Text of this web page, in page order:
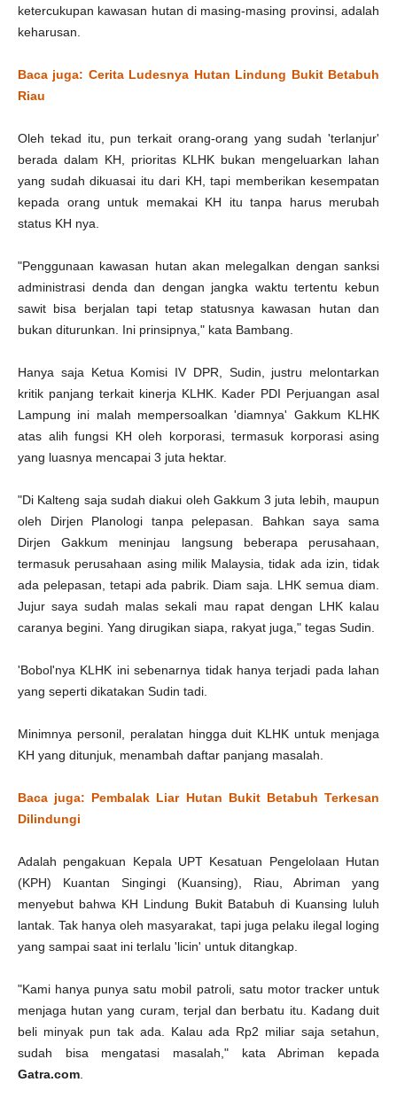
ketercukupan kawasan hutan di masing-masing provinsi, adalah
keharusan.
Baca juga: Cerita Ludesnya Hutan Lindung Bukit Betabuh
Riau
Oleh tekad itu, pun terkait orang-orang yang sudah 'terlanjur'
berada dalam KH, prioritas KLHK bukan mengeluarkan lahan
yang sudah dikuasai itu dari KH, tapi memberikan kesempatan
kepada orang untuk memakai KH itu tanpa harus merubah
status KH nya.
"Penggunaan kawasan hutan akan melegalkan dengan sanksi
administrasi denda dan dengan jangka waktu tertentu kebun
sawit bisa berjalan tapi tetap statusnya kawasan hutan dan
bukan diturunkan. Ini prinsipnya," kata Bambang.
Hanya saja Ketua Komisi IV DPR, Sudin, justru melontarkan
kritik panjang terkait kinerja KLHK. Kader PDI Perjuangan asal
Lampung ini malah mempersoalkan 'diamnya' Gakkum KLHK
atas alih fungsi KH oleh korporasi, termasuk korporasi asing
yang luasnya mencapai 3 juta hektar.
"Di Kalteng saja sudah diakui oleh Gakkum 3 juta lebih, maupun
oleh Dirjen Planologi tanpa pelepasan. Bahkan saya sama
Dirjen Gakkum meninjau langsung beberapa perusahaan,
termasuk perusahaan asing milik Malaysia, tidak ada izin, tidak
ada pelepasan, tetapi ada pabrik. Diam saja. LHK semua diam.
Jujur saya sudah malas sekali mau rapat dengan LHK kalau
caranya begini. Yang dirugikan siapa, rakyat juga," tegas Sudin.
'Bobol'nya KLHK ini sebenarnya tidak hanya terjadi pada lahan
yang seperti dikatakan Sudin tadi.
Minimnya personil, peralatan hingga duit KLHK untuk menjaga
KH yang ditunjuk, menambah daftar panjang masalah.
Baca juga: Pembalak Liar Hutan Bukit Betabuh Terkesan
Dilindungi
Adalah pengakuan Kepala UPT Kesatuan Pengelolaan Hutan
(KPH) Kuantan Singingi (Kuansing), Riau, Abriman yang
menyebut bahwa KH Lindung Bukit Batabuh di Kuansing luluh
lantak. Tak hanya oleh masyarakat, tapi juga pelaku ilegal loging
yang sampai saat ini terlalu 'licin' untuk ditangkap.
"Kami hanya punya satu mobil patroli, satu motor tracker untuk
menjaga hutan yang curam, terjal dan berbatu itu. Kadang duit
beli minyak pun tak ada. Kalau ada Rp2 miliar saja setahun,
sudah bisa mengatasi masalah," kata Abriman kepada
Gatra.com